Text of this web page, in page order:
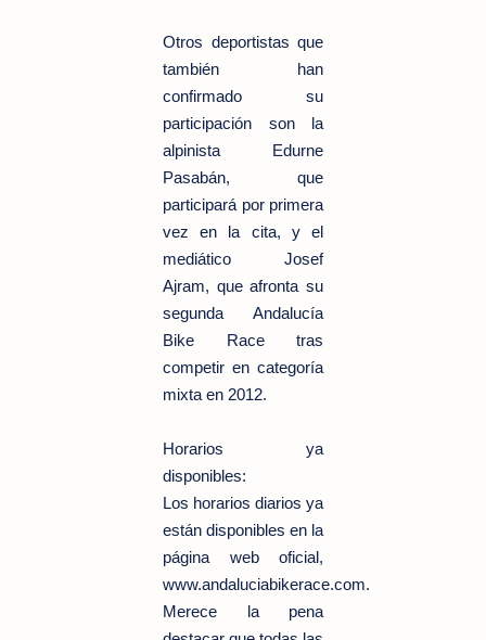
Otros deportistas que
también han
confirmado su
participación son la
alpinista Edurne
Pasabán, que
participará por primera
vez en la cita, y el
mediático Josef
Ajram, que afronta su
segunda Andalucía
Bike Race tras
competir en categoría
mixta en 2012.
Horarios ya
disponibles:
Los horarios diarios ya
están disponibles en la
página web oficial,
www.andaluciabikerace.com.
Merece la pena